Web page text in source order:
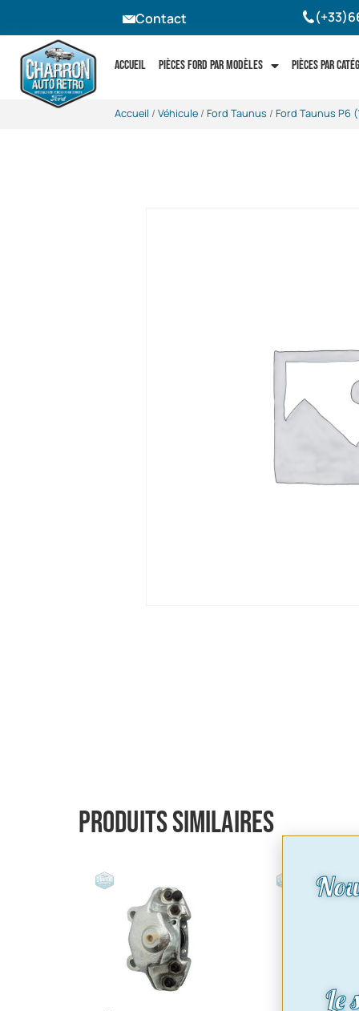
Contact
Accueil Pièces Ford par modèles Pièces par
Accueil / Véhicule/ Ford Taunus/ Ford Taunus P6
Produits similaires
Le